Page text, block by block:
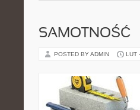
SAMOTNOŚĆ
POSTED BY ADMIN LUT